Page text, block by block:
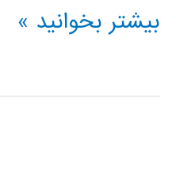
مجموعه
از
بیشتر بخوانید »